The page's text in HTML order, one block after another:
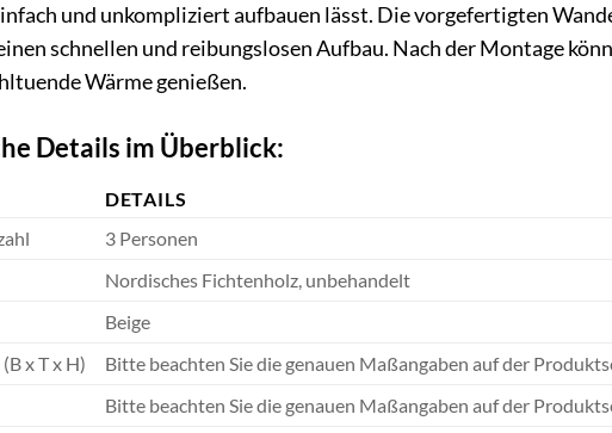
und unkompliziert aufbauen lässt. Die vorgefertigten
schnellen und reibungslosen Aufbau. Nach der Montage
Wärme genießen.
Details im Überblick:
DETAILS
3 Personen
Nordisches Fichtenholz, unbehandelt
Beige
x T x H)
Bitte beachten Sie die genauen Maßangaben auf der
Bitte beachten Sie die genauen Maßangaben auf der